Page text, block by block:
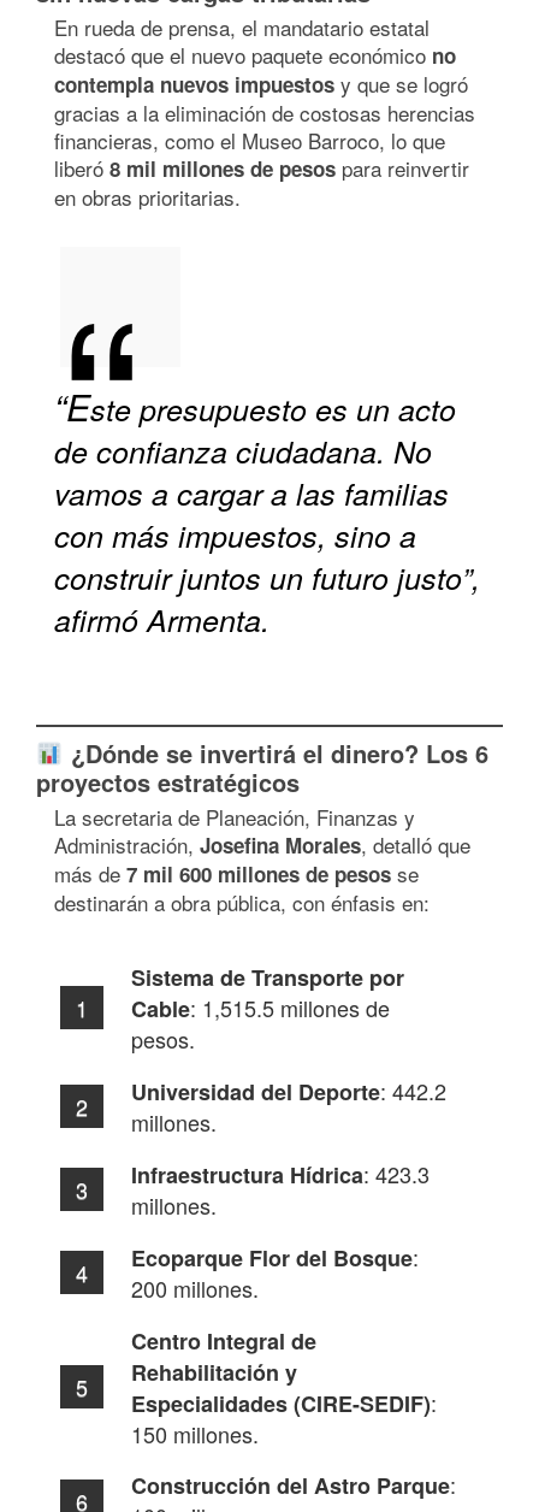
En rueda de prensa, el mandatario estatal
destacó que el nuevo paquete económico no
contempla nuevos impuestos y que se logró
gracias a la eliminación de costosas herencias
financieras, como el Museo Barroco, lo que
liberó 8 mil millones de pesos para reinvertir
en obras prioritarias.
“Este presupuesto es un acto
de confianza ciudadana. No
vamos a cargar a las familias
con más impuestos, sino a
construir juntos un futuro justo”,
afirmó Armenta.
¿Dónde se invertirá el dinero? Los 6
proyectos estratégicos
La secretaria de Planeación, Finanzas y
Administración, Josefina Morales, detalló que
más de 7 mil 600 millones de pesos se
destinarán a obra pública, con énfasis en:
Sistema de Transporte por
Cable: 1,515.5 millones de
pesos.
Universidad del Deporte: 442.2
millones.
Infraestructura Hídrica: 423.3
millones.
Ecoparque Flor del Bosque:
200 millones.
Centro Integral de
Rehabilitación y
Especialidades (CIRE-SEDIF):
150 millones.
Construcción del Astro Parque: